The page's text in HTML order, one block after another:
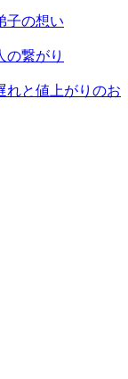
子の想い
の繋がり
れと値上がりのお